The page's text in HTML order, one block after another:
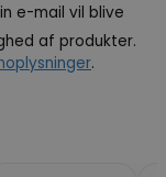
e-mail vil blive
af produkter.
.